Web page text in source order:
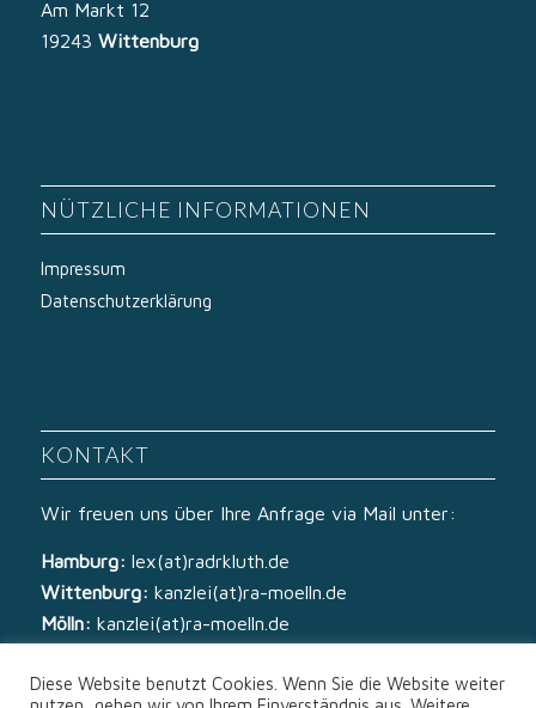
Am Markt 12
19243 Wittenburg
NÜTZLICHE INFORMATIONEN
Impressum
Datenschutzerklärung
KONTAKT
Wir freuen uns über Ihre Anfrage via Mail unter:
Hamburg: lex(at)radrkluth.de
Wittenburg: kanzlei(at)ra-moelln.de
Mölln: kanzlei(at)ra-moelln.de
Diese Website benutzt Cookies. Wenn Sie die Website weiter